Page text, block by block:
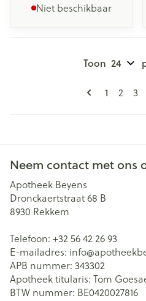
Niet beschikbaar
U lees
1 2 3
Toon
Neem contact met ons
Apotheek Beyens
Dronckaertstraat 68 B
8930 Rekkem
Telefoon: +32 56 42 26 93
E-mailadres: info@
APB nummer: 343302
Apotheek titularis: Tom
BTW nummer: BE0420027816